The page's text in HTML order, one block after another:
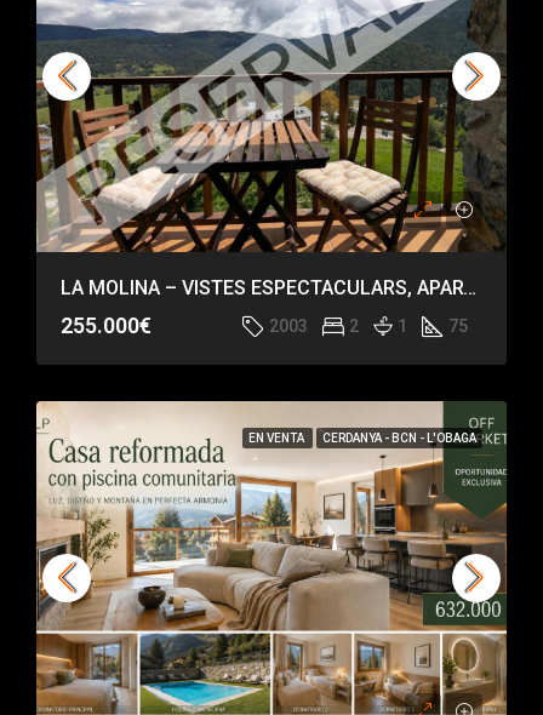
LA MOLINA – VISTES ESPECTACULARS, APARTAMENT IMPECABLE
255.000€ 2003 2 1 75
EN VENTA CERDANYA - BCN - L'OBAGA